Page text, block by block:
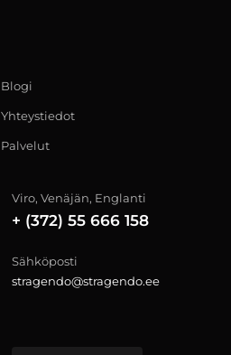
Blogi
Yhteystiedot
Palvelut
Viro, Venäjän, Englanti
+ (372) 55 666 158
Sähköposti
stragendo@stragendo.ee